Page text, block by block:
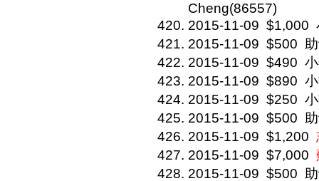
Cheng(86557)
2015-11-09 $1,000
2015-11-09 $500
2015-11-09 $490
2015-11-09 $890
2015-11-09 $250
2015-11-09 $500
2015-11-09 $1,200
2015-11-09 $7,000
2015-11-09 $500